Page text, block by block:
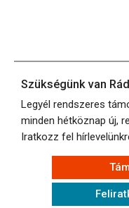
Szükségünk van
Legyél rendszeres
minden hétköznap új,
Iratkozz fel